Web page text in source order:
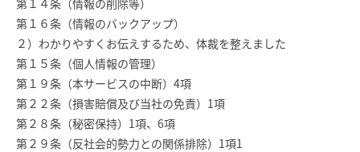
第１４条（情報の削除等）
第１６条（情報のバックアップ）
２）わかりやすくお伝えするため、体裁を整えました
第１５条（個人情報の管理）
第１９条（本サービスの中断）4項
第２２条（損害賠償及び当社の免責）1項
第２８条（秘密保持）1項、6項
第２９条（反社会的勢力との関係排除）1項1